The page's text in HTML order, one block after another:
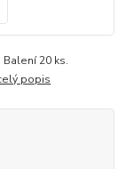
20 ks.
popis